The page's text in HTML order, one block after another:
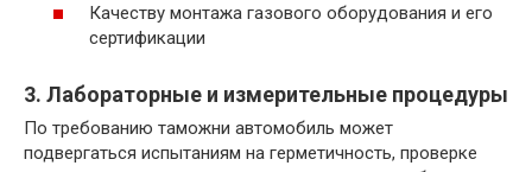
Качеству монтажа газового оборудования и его
сертификации
3. Лабораторные и измерительные процедуры
По требованию таможни автомобиль может
подвергаться испытаниям на герметичность, проверке